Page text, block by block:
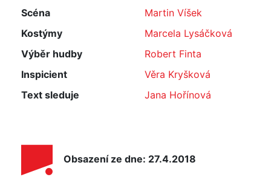
Scéna
Martin Víšek
Kostýmy
Marcela Lysáčková
Výběr hudby
Robert Finta
Inspicient
Věra Kryšková
Text sleduje
Jana Hořínová
Obsazení ze dne: 27.4.2018